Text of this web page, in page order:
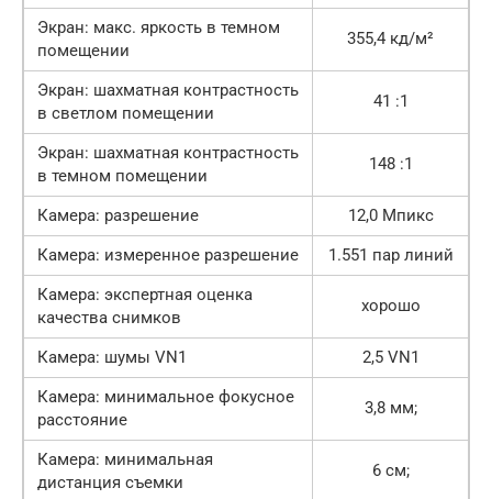
Экран: макс. яркость в темном
помещении
355,4 кд/м²
Экран: шахматная контрастность
в светлом помещении
41 :1
Экран: шахматная контрастность
в темном помещении
148 :1
Камера: разрешение
12,0 Мпикс
Камера: измеренное разрешение
1.551 пар линий
Камера: экспертная оценка
качества снимков
хорошо
Камера: шумы VN1
2,5 VN1
Камера: минимальное фокусное
расстояние
3,8 мм;
Камера: минимальная
дистанция съемки
6 см;